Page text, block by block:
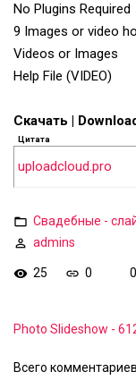
No Plugins Required
9 Images or video
Videos or Images
Help File (VIDEO)
Скачать |
Цитата
uploadcloud.pro
Свадебные -
admins
25 0
Photo Slideshow -
Всего комментариев